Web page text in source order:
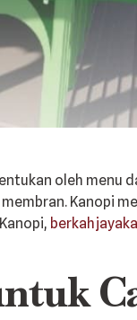
oleh menu
Kanopi